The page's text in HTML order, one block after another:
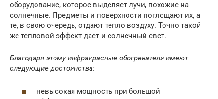
оборудование, которое выделяет лучи, похожие на
солнечные. Предметы и поверхности поглощают их, а
те, в свою очередь, отдают тепло воздуху. Точно такой
же тепловой эффект дает и солнечный свет.
Благодаря этому инфракрасные обогреватели имеют
следующие достоинства:
невысокая мощность при большой